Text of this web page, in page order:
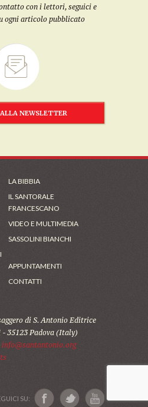
con i lettori, seguici e
ogni articolo pubblicato
NEWSLETTER
LA BIBBIA
IL SANTORALE
FRANCESCANO
VIDEO E MULTIMEDIA
SASSOLINI BIANCHI
APPUNTAMENTI
CONTATTI
di S. Antonio Editrice
35123 Padova (Italy)
info@santantonio.org
SU: